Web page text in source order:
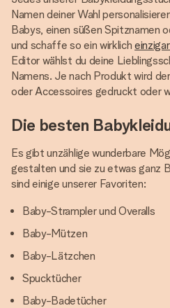
Namen deiner Wahl
Babys, einen süßen Spitznamen
und schaffe so ein wirklich
Editor wählst du deine
Namens. Je nach Produkt wird
oder Accessoires gedruckt oder
Die besten
Es gibt unzählige wunderbare
gestalten und sie zu etwas ganz
sind einige unserer Favoriten:
Baby-Strampler und Overalls
Baby-Mützen
Baby-Lätzchen
Spucktücher
Baby-Badetücher